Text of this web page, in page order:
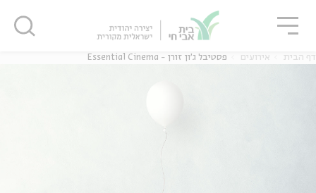
דף הבית אירועים פסטיבל ג'ון זורן - Essential Cinema
סגור